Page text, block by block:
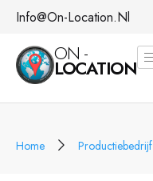
Info@on-Location.nl
ON -
LOCATION
Home Productiebedrijf